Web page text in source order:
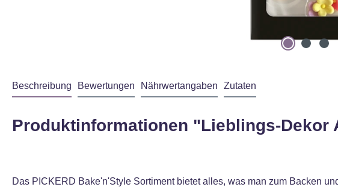
Beschreibung Bewertungen Nährwertangaben Zutaten
Produktinformationen "Lieblings-Dekor
Das PICKERD Bake'n'Style Sortiment bietet alles, was man zum Backen